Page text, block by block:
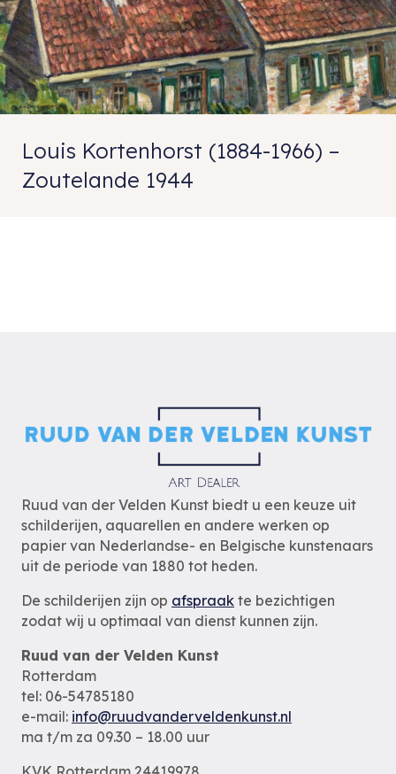
Louis Kortenhorst (1884-1966) –
Zoutelande 1944
Ruud van der Velden Kunst biedt u een keuze uit
schilderijen, aquarellen en andere werken op
papier van Nederlandse- en Belgische kunstenaars
uit de periode van 1880 tot heden.
De schilderijen zijn op afspraak te bezichtigen
zodat wij u optimaal van dienst kunnen zijn.
Ruud van der Velden Kunst
Rotterdam
tel: 06-54785180
e-mail: info@ruudvanderveldenkunst.nl
ma t/m za 09.30 – 18.00 uur